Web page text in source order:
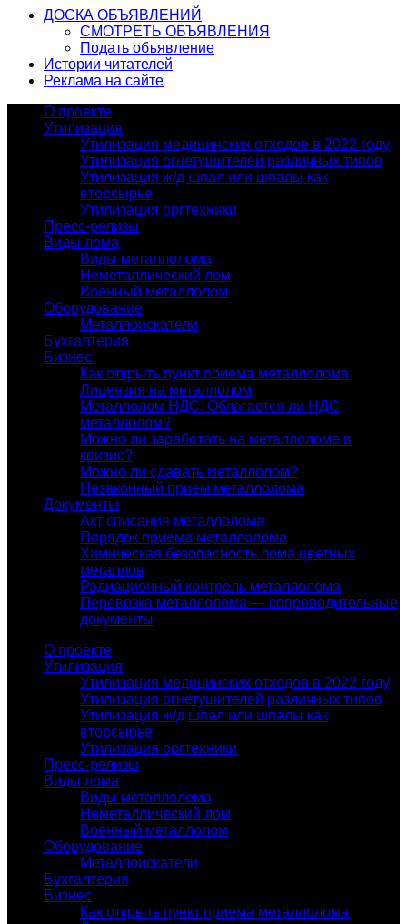
ДОСКА ОБЪЯВЛЕНИЙ
СМОТРЕТЬ ОБЪЯВЛЕНИЯ
Подать объявление
Истории читателей
Реклама на сайте
О проекте
Утилизация
Утилизация медицинских отходов в 2022 году
Утилизация огнетушителей различных типов
Утилизация ж/д шпал или шпалы как
вторсырье
Утилизация оргтехники
Пресс-релизы
Виды лома
Виды металлолома
Неметаллический лом
Военный металлолом
Оборудование
Металлоискатели
Бухгалтерия
Бизнес
Как открыть пункт приема металлолома
Лицензия на металлолом
Металлолом НДС. Облагается ли НДС
металлолом?
Можно ли заработать на металлоломе в
кризис?
Можно ли сдавать металлолом?
Незаконный прием металлолома
Документы
Акт списания металлолома
Порядок приема металлолома
Химическая безопасность лома цветных
металлов
Радиационный контроль металлолома
Перевозка металлолома — сопроводительные
документы
О проекте
Утилизация
Утилизация медицинских отходов в 2022 году
Утилизация огнетушителей различных типов
Утилизация ж/д шпал или шпалы как
вторсырье
Утилизация оргтехники
Пресс-релизы
Виды лома
Виды металлолома
Неметаллический лом
Военный металлолом
Оборудование
Металлоискатели
Бухгалтерия
Бизнес
Как открыть пункт приема металлолома